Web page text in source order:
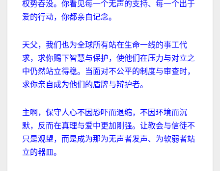
权势吞没。你看见每一个无声的支持、每一个出于
爱的行动，你都亲自记念。
天父，我们也为全球所有站在生命一线的事工代
求，求你赐下智慧与保护，使他们在压力与对立之
中仍然站立得稳。当面对不公平的制度与审查时，
求你亲自成为他们的盾牌与辩护者。
主啊，保守人心不因恐吓而退缩，不因环境而沉
默，反而在真理与爱中更加刚强。让教会与信徒不
只是观望，而是成为那为无声者发声、为软弱者站
立的器皿。